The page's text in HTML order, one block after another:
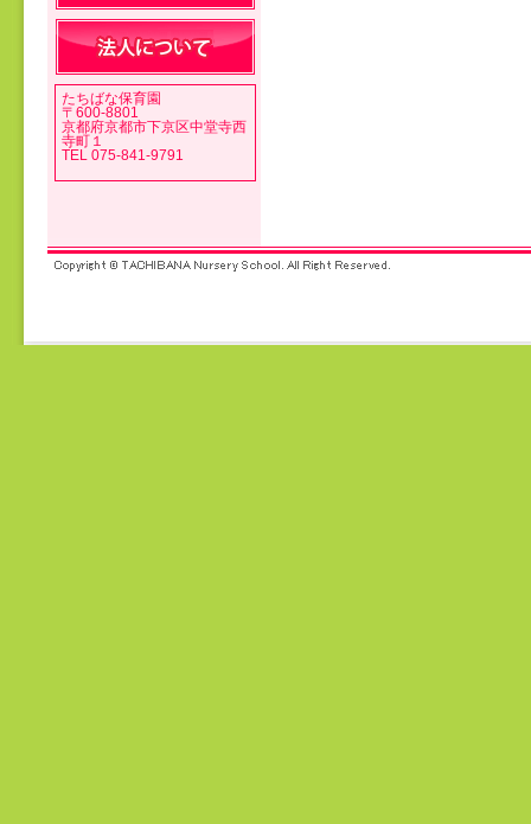
たちばな保育園
〒600-8801
京都府京都市下京区中堂寺西
寺町１
TEL 075-841-9791